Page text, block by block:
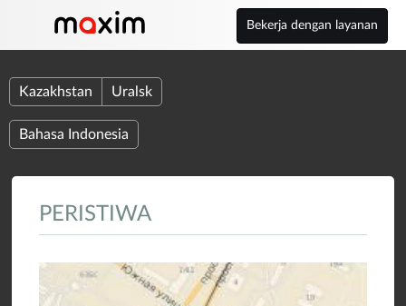
Bekerja dengan layanan
Kazakhstan Uralsk
Bahasa Indonesia
PERISTIWA